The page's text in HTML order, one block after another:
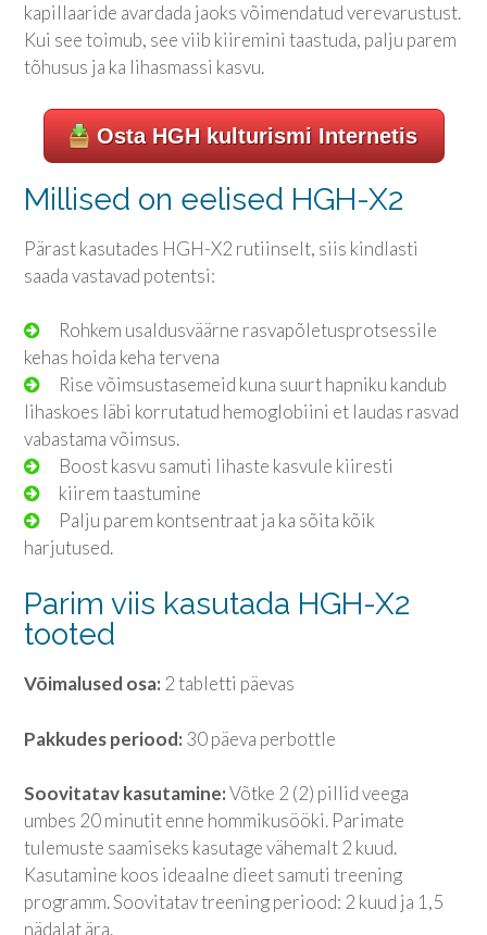
kapillaaride avardada jaoks võimendatud verevarustust.
Kui see toimub, see viib kiiremini taastuda, palju parem
tõhusus ja ka lihasmassi kasvu.
Osta HGH kulturismi Internetis
Millised on eelised HGH-X2
Pärast kasutades HGH-X2 rutiinselt, siis kindlasti
saada vastavad potentsi:
Rohkem usaldusväärne rasvapõletusprotsessile
kehas hoida keha tervena
Rise võimsustasemeid kuna suurt hapniku kandub
lihaskoes läbi korrutatud hemoglobiini et laudas rasvad
vabastama võimsus.
Boost kasvu samuti lihaste kasvule kiiresti
kiirem taastumine
Palju parem kontsentraat ja ka sõita kõik
harjutused.
Parim viis kasutada HGH-X2
tooted
Võimalused osa: 2 tabletti päevas
Pakkudes periood: 30 päeva perbottle
Soovitatav kasutamine:Võtke 2 (2) pillid veega
umbes 20 minutit enne hommikusööki. Parimate
tulemuste saamiseks kasutage vähemalt 2 kuud.
Kasutamine koos ideaalne dieet samuti treening
programm. Soovitatav treening periood: 2 kuud ja 1,5
nädalat ära.